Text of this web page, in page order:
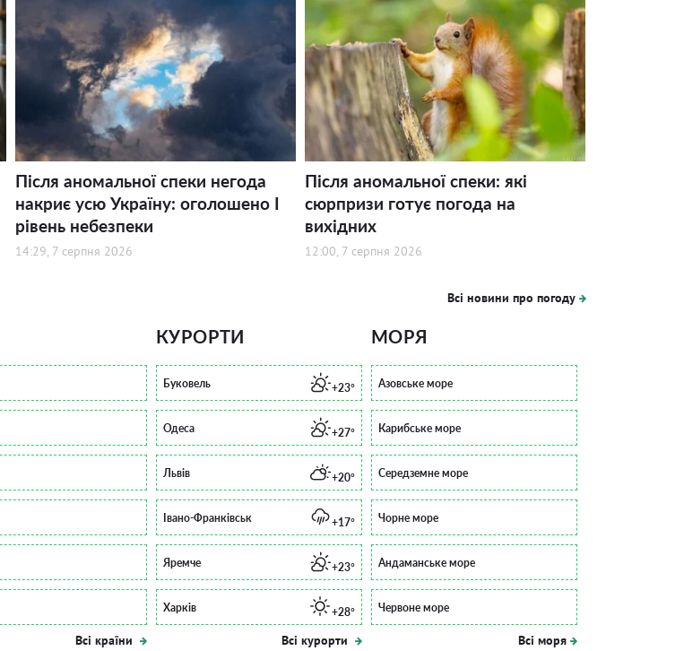
Після аномальної спеки негода
накриє усю Україну: оголошено І
рівень небезпеки
14:29, 7 серпня 2026
Після аномальної спеки: які
сюрпризи готує погода на
вихідних
12:00, 7 серпня 2026
Всі новини про погоду
Всі країни
КУРОРТИ
Буковель +23°
Одеса +27°
Львів +20°
Івано-Франківськ +17°
Яремче +23°
Харків +28°
Всі курорти
МОРЯ
Азовське море
Карибське море
Середземне море
Чорне море
Андаманське море
Червоне море
Всі моря